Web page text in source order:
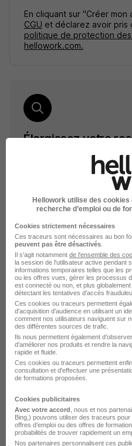
En cliquant sur "Créer
CGU et déclarez avoir pris
politique de protection
hellowork.com.
Élargissez votre
Stage Service Chastel-
Emploi à Chastel-Nouvel
Stage Service
Emplois &
Emploi Service
Stage Service
Alternance Service
Intérim Service
Stage dans le
Hellowork utilise des
recherche d’emploi ou de
Cookies strictement nécessaires
Ces traceurs sont nécessaires au bon
peuvent pas être désactivés
Il s'agit notamment de l'ensemble des
la session de l'utilisateur active pendant
informations temporaires telles que les
ou les offres vues, gérer les processus
est connecté ou non, et plus
détectant les tentatives d'accès
Ces cookies ou traceurs permettent
d'acquisition d'audience en utilisant un
comment nos utilisateurs naviguent sur
des différentes sources de trafic.
Ils nous permettent également
d'améliorer nos produits et rendre la
rapide et fluide.
Ces cookies ou traceurs permettent
consultation et d'effectuer une
de formations proposées.
Cookies publicitaires
Avec votre accord , nous et nos
Bing,) pouvons utiliser des traceurs
offres d’emploi ou des offres de
probabilités de trouver rapidement un
Nos partenaires personnalisent ces